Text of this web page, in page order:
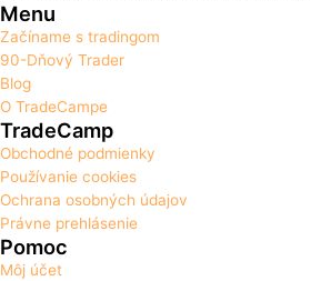
Menu
Začíname s tradingom
90-Dňový Trader
Blog
O TradeCampe
TradeCamp
Obchodné podmienky
Používanie cookies
Ochrana osobných údajov
Právne prehlásenie
Pomoc
Môj účet